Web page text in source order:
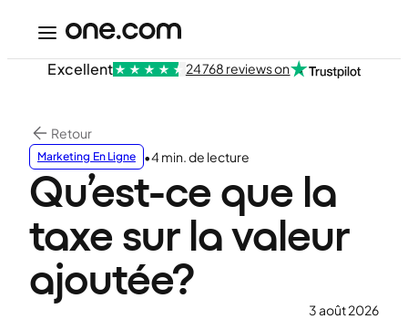
Excellent 24 768 reviews on
Retour
Marketing En Ligne •4 min. de lecture
Qu’est-ce que la
taxe sur la valeur
ajoutée?
3 août 2026